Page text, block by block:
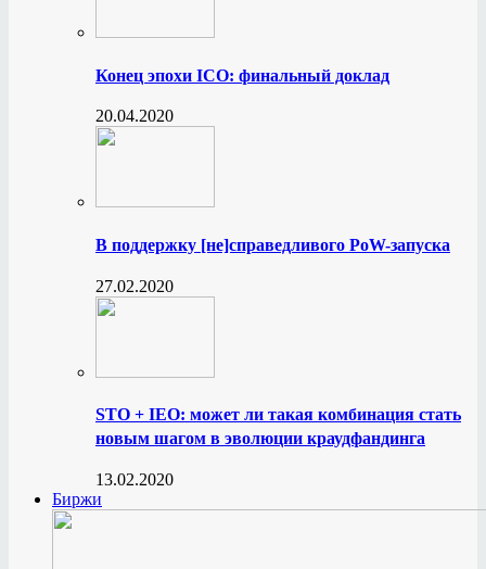
Конец эпохи ICO: финальный доклад
20.04.2020
В поддержку [не]справедливого PoW-запуска
27.02.2020
STO + IEO: может ли такая комбинация стать
новым шагом в эволюции краудфандинга
13.02.2020
Биржи